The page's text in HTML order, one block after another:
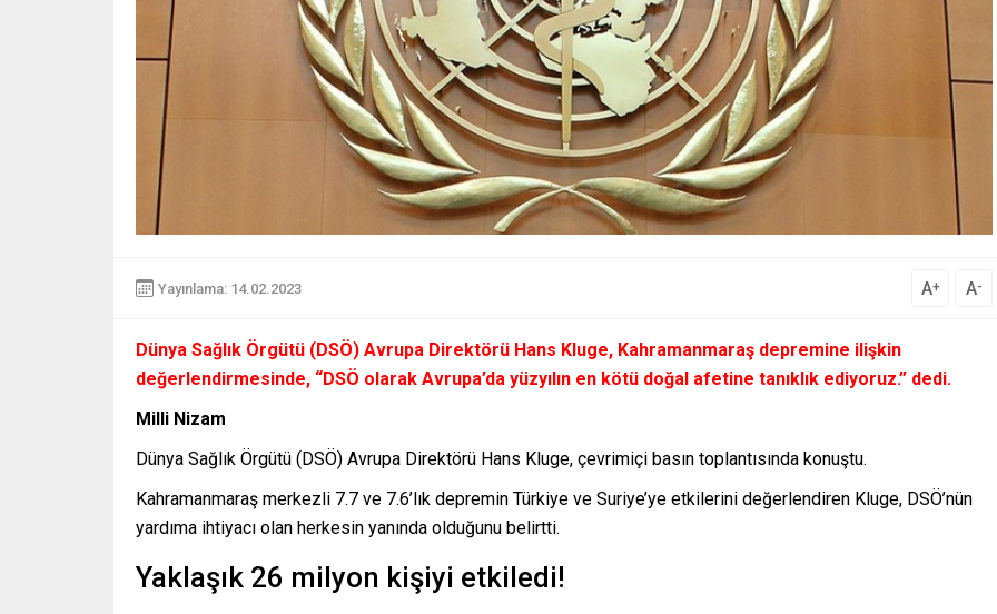
Yayınlama: 14.02.2023 A+ A-
Dünya Sağlık Örgütü (DSÖ) Avrupa Direktörü Hans Kluge, Kahramanmaraş depremine ilişkin
değerlendirmesinde, “DSÖ olarak Avrupa’da yüzyılın en kötü doğal afetine tanıklık ediyoruz.” dedi.
Milli Nizam
Dünya Sağlık Örgütü (DSÖ) Avrupa Direktörü Hans Kluge, çevrimiçi basın toplantısında konuştu.
Kahramanmaraş merkezli 7.7 ve 7.6’lık depremin Türkiye ve Suriye’ye etkilerini değerlendiren Kluge, DSÖ’nün
yardıma ihtiyacı olan herkesin yanında olduğunu belirtti.
Yaklaşık 26 milyon kişiyi etkiledi!